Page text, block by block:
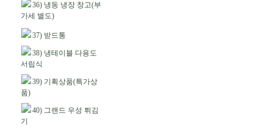
36) 냉동 냉장 창고(부
가세 별도)
37) 받드통
38) 냉테이블 다용도
서립식
39) 기획상품(특가상
품)
40) 그랜드 우성 튀김
기